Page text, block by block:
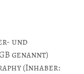
und
genannt)
(Inhaber: